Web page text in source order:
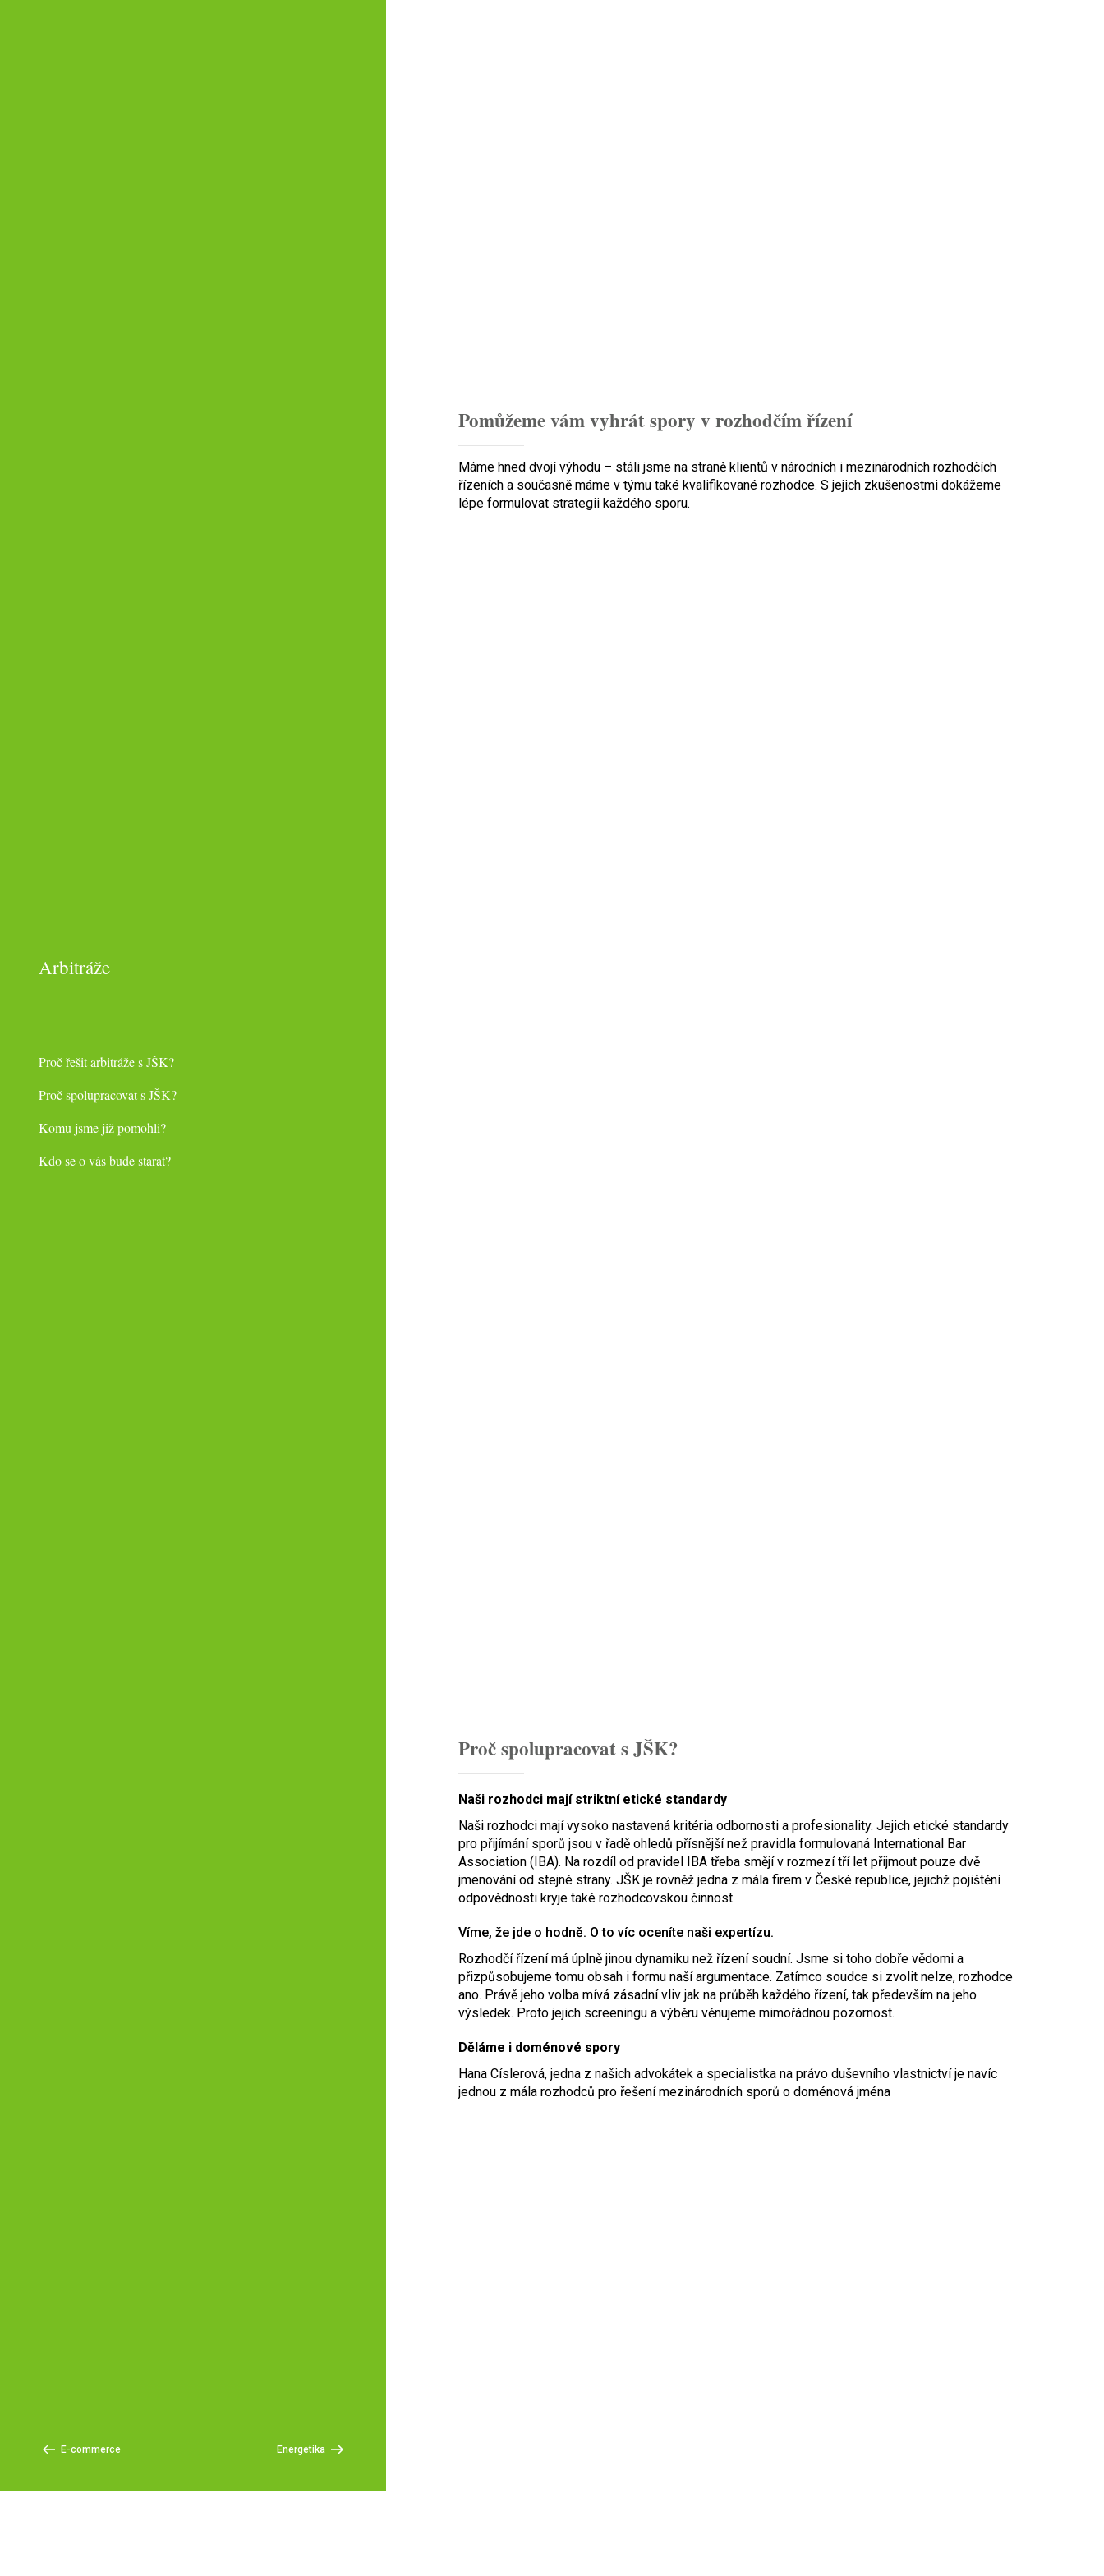
Arbitráže
Proč řešit arbitráže s JŠK?
Proč spolupracovat s JŠK?
Komu jsme již pomohli?
Kdo se o vás bude starat?
E-commerce Energetika
Pomůžeme vám vyhrát spory v rozhodčím řízení
Máme hned dvojí výhodu – stáli jsme na straně klientů v národních i mezinárodních rozhodčích
řízeních a současně máme v týmu také kvalifikované rozhodce. S jejich zkušenostmi dokážeme
lépe formulovat strategii každého sporu.
Proč spolupracovat s JŠK?
Naši rozhodci mají striktní etické standardy
Naši rozhodci mají vysoko nastavená kritéria odbornosti a profesionality. Jejich etické standardy
pro přijímání sporů jsou v řadě ohledů přísnější než pravidla formulovaná International Bar
Association (IBA). Na rozdíl od pravidel IBA třeba smějí v rozmezí tří let přijmout pouze dvě
jmenování od stejné strany. JŠK je rovněž jedna z mála firem v České republice, jejichž pojištění
odpovědnosti kryje také rozhodcovskou činnost.
Víme, že jde o hodně. O to víc oceníte naši expertízu.
Rozhodčí řízení má úplně jinou dynamiku než řízení soudní. Jsme si toho dobře vědomi a
přizpůsobujeme tomu obsah i formu naší argumentace. Zatímco soudce si zvolit nelze, rozhodce
ano. Právě jeho volba mívá zásadní vliv jak na průběh každého řízení, tak především na jeho
výsledek. Proto jejich screeningu a výběru věnujeme mimořádnou pozornost.
Děláme i doménové spory
Hana Císlerová, jedna z našich advokátek a specialistka na právo duševního vlastnictví je navíc
jednou z mála rozhodců pro řešení mezinárodních sporů o doménová jména